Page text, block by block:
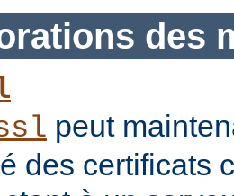
des
peut
des certificats